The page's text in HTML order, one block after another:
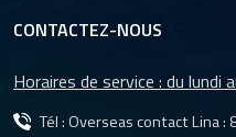
CONTACTEZ-NOUS
Horaires de service : du lundi
Tél : Overseas contact Lina :